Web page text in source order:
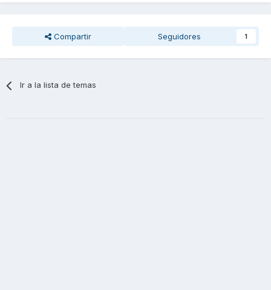
Compartir Seguidores 1
Ir a la lista de temas